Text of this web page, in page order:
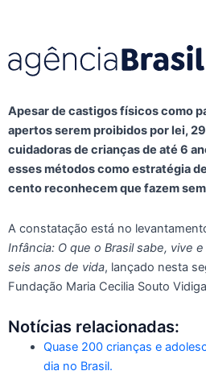
Apesar de castigos físicos como
apertos serem proibidos por lei,
cuidadoras de crianças de até 6
esses métodos como estratégia
cento reconhecem que fazem
A constatação está no
Infância: O que o Brasil sabe, vive
seis anos de vida, lançado nesta
Fundação Maria Cecilia Souto
Notícias relacionadas:
Quase 200 crianças e
dia no Brasil.